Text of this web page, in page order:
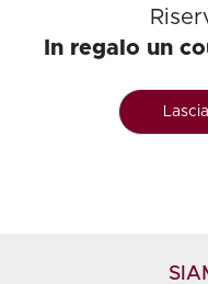
In regalo un